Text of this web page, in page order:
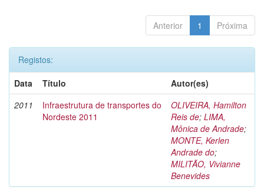
Anterior 1 Próxima
Registos:
Data
Título
Autor(es)
2011
Infraestrutura de transportes do
Nordeste 2011
OLIVEIRA, Hamilton
Reis de; LIMA,
Mônica de Andrade;
MONTE, Kerlen
Andrade do;
MILITÃO, Vivianne
Benevides